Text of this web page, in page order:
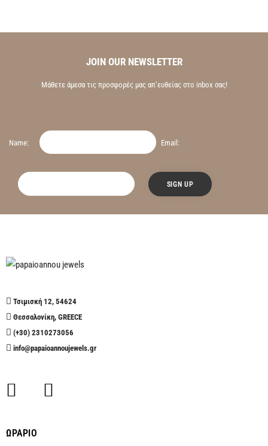
JOIN OUR NEWSLETTER
Μάθετε άμεσα τις προσφορές μας απ’ευθείας στο inbox σας!
Name: Email:
Τσιμισκή 12, 54624
Θεσσαλονίκη, GREECE
(+30) 2310273056
info@papaioannoujewels.gr
ΩΡΑΡΙΟ